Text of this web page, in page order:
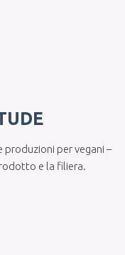
per vegani –
e la filiera.